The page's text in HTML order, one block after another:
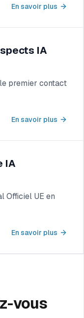
En savoir plus
IA
premier contact
En savoir plus
IA
Officiel UE en
En savoir plus
vous